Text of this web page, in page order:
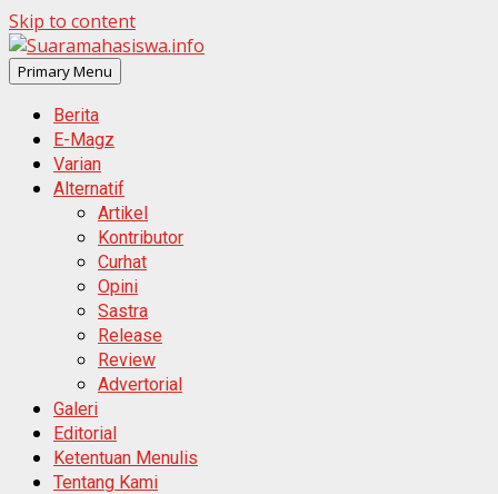
Skip to content
Primary Menu
Berita
E-Magz
Varian
Alternatif
Artikel
Kontributor
Curhat
Opini
Sastra
Release
Review
Advertorial
Galeri
Editorial
Ketentuan Menulis
Tentang Kami